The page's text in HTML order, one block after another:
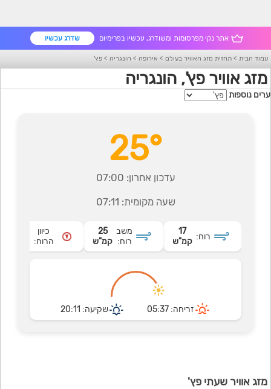
אתר נקי מפרסומות ומשודרג, עכשיו בפרימיום שדרג עכשיו
עמוד הבית > תחזית מזג האוויר בעולם > אירופה > הונגריה > פץ'
מזג אוויר פץ', הונגריה
ערים נוספות
25°
עדכון אחרון: 07:00
שעה מקומית: 07:11
רוח:
17
קמ"ש
משב
רוח:
25
קמ"ש
כיוון
הרוח:
זריחה: 05:37 שקיעה: 20:11
מזג אוויר שעתי פץ'